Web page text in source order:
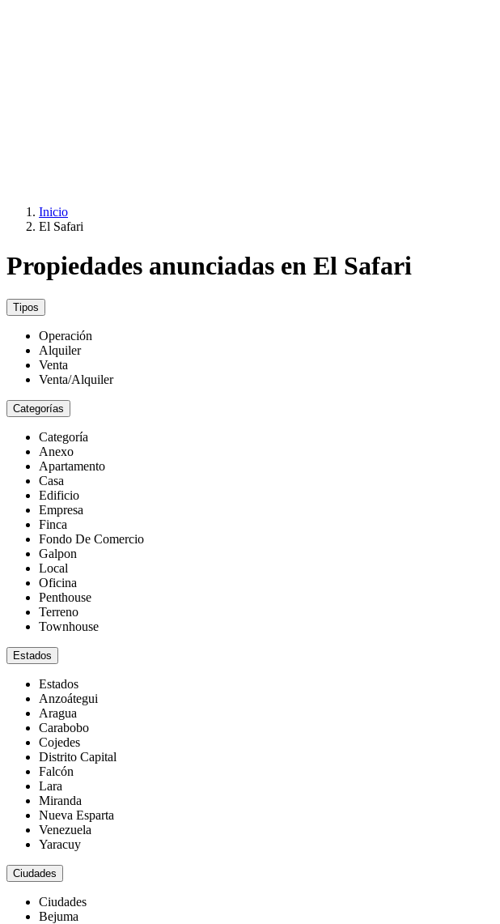
Inicio
El Safari
Propiedades anunciadas en El Safari
Tipos
Operación
Alquiler
Venta
Venta/Alquiler
Categorías
Categoría
Anexo
Apartamento
Casa
Edificio
Empresa
Finca
Fondo De Comercio
Galpon
Local
Oficina
Penthouse
Terreno
Townhouse
Estados
Estados
Anzoátegui
Aragua
Carabobo
Cojedes
Distrito Capital
Falcón
Lara
Miranda
Nueva Esparta
Venezuela
Yaracuy
Ciudades
Ciudades
Bejuma